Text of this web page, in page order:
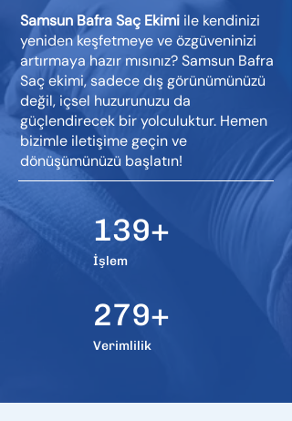
Samsun Bafra Saç Ekimi ile kendinizi
yeniden keşfetmeye ve özgüveninizi
artırmaya hazır mısınız? Samsun Bafra
Saç ekimi, sadece dış görünümünüzü
değil, içsel huzurunuzu da
güçlendirecek bir yolculuktur. Hemen
bizimle iletişime geçin ve
dönüşümünüzü başlatın!
139+
İşlem
279+
Verimlilik